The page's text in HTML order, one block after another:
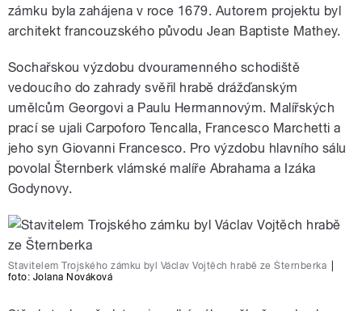
zámku byla zahájena v roce 1679. Autorem projektu byl
architekt francouzského původu Jean Baptiste Mathey.
Sochařskou výzdobu dvouramenného schodiště
vedoucího do zahrady svěřil hrabě drážďanským
umělcům Georgovi a Paulu Hermannovým. Malířských
prací se ujali Carpoforo Tencalla, Francesco Marchetti a
jeho syn Giovanni Francesco. Pro výzdobu hlavního sálu
povolal Šternberk vlámské malíře Abrahama a Izáka
Godynovy.
Stavitelem Trojského zámku byl Václav Vojtěch hrabě ze Šternberka
foto: Jolana Nováková